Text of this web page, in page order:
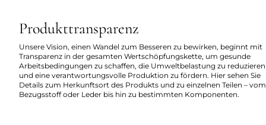
Produkttransparenz
Unsere Vision, einen Wandel zum Besseren zu bewirken, beginnt mit
Transparenz in der gesamten Wertschöpfungskette, um gesunde
Arbeitsbedingungen zu schaffen, die Umweltbelastung zu reduzieren
und eine verantwortungsvolle Produktion zu fördern. Hier sehen Sie
Details zum Herkunftsort des Produkts und zu einzelnen Teilen – vom
Bezugsstoff oder Leder bis hin zu bestimmten Komponenten.